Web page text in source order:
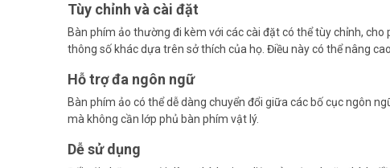
Tùy chỉnh và cài đặt
Bàn phím ảo thường đi kèm với các cài đặt có thể tùy chỉnh,
thông số khác dựa trên sở thích của họ. Điều này có thể nâng
Hỗ trợ đa ngôn ngữ
Bàn phím ảo có thể dễ dàng chuyển đổi giữa các bố cục ngôn
mà không cần lớp phủ bàn phím vật lý.
Dễ sử dụng